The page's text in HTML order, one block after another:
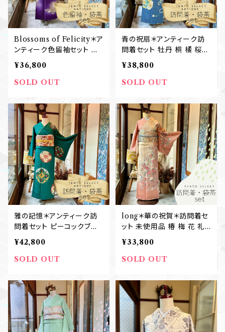
Blossoms of Felicity＊ア
ンティーク色留袖セット 三
つ紋 唐花 唐草 暈し 刺繍
紫 京紫 パープル 礼装 七
五三 卒業式 入学式 結婚式
B674
¥36,800
SOLD OUT
青の祝扇＊アンティーク訪
問着セット 牡丹 桐 橘 桜
藤 蝶 ブルー 青 群青 礼装
七五三 卒業式 入学式 結婚
式 アンティーク訪問着+袋
¥38,800
SOLD OUT
雅の記憶＊アンティーク訪
問着セット ピーコックブル
ー テールグリーン 礼装 七
五三 卒業式 入学式 結婚式
アンティーク訪問着+袋帯
¥42,800
SOLD OUT
long＊華の祝賀＊訪問着セ
ット 未使用品 椿 梅 花 礼
装 七五三ママ 卒業式 入学
式 訪問着+袋帯 B634
¥33,800
SOLD OUT